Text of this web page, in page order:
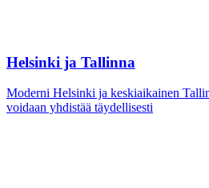
Helsinki ja Tallinna
Moderni Helsinki ja keskiaikainen
voidaan yhdistää täydellisesti